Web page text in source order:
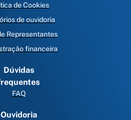
de Cookies
de ouvidoria
Representantes
financeira
Dúvidas
FAQ
Ouvidoria